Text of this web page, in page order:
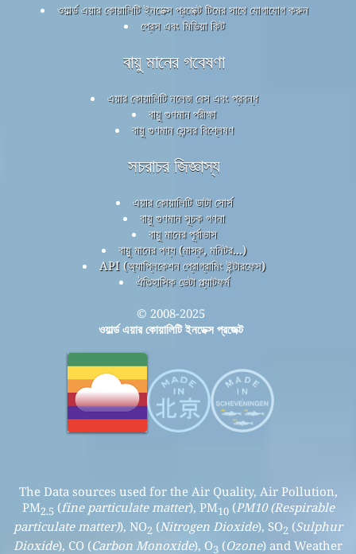
ওয়ার্ল্ড এয়ার কোয়ালিটি ইনডেক্স প্রজেক্ট টিমের সাথে যোগাযোগ করুন
প্রেস এবং মিডিয়া কিট
বায়ু মানের গবেষণা
এয়ার কোয়ালিটি নলেজ বেস এবং প্রবন্ধ
বায়ু গুণমান পরীক্ষা
বায়ু গুণমান সেন্সর বিশ্লেষণ
সচরাচর জিজ্ঞাস্য
এয়ার কোয়ালিটি ডাটা সোর্স
বায়ু গুণমান সূচক গণনা
বায়ু মানের পূর্বাভাস
বায়ু মানের পণ্য (মাস্ক, মনিটর...)
API (অ্যাপ্লিকেশন প্রোগ্রামিং ইন্টারফেস)
ঐতিহাসিক ডেটা প্ল্যাটফর্ম
© 2008-2025
ওয়ার্ল্ড এয়ার কোয়ালিটি ইনডেক্স প্রজেক্ট
The Data sources used for the Air Quality, Air Pollution,
PM2.5 (fine particulate matter), PM10(PM10 (Respirable
particulate matter)), NO2 (Nitrogen Dioxide), SO2 (Sulphur
Dioxide), CO (Carbon Monoxide), O3 (Ozone) and Weather